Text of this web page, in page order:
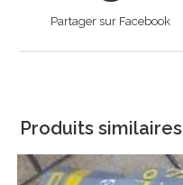
Partager sur Facebook
Produits similaires